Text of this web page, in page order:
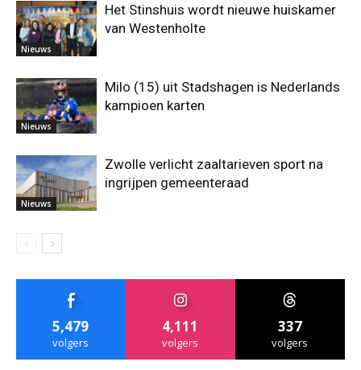
Nieuws
Het Stinshuis wordt nieuwe huiskamer
van Westenholte
Nieuws
Milo (15) uit Stadshagen is Nederlands
kampioen karten
Nieuws
Zwolle verlicht zaaltarieven sport na
ingrijpen gemeenteraad
5,479
volgers
4,111
volgers
337
volgers